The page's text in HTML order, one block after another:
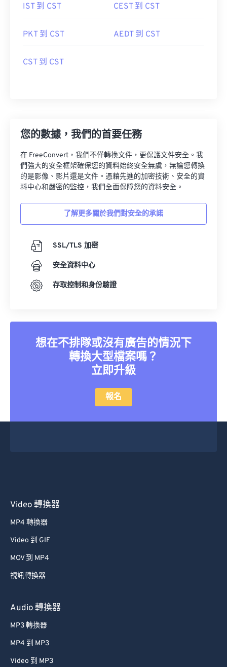
IST 到 CST CEST 到 CST
PKT 到 CST AEDT 到 CST
CST 到 CST
您的數據，我們的首要任務
在 FreeConvert，我們不僅轉換文件，更保護文件安全。我
們強大的安全框架確保您的資料始終安全無虞，無論您轉換
的是影像、影片還是文件。憑藉先進的加密技術、安全的資
料中心和嚴密的監控，我們全面保障您的資料安全。
了解更多關於我們對安全的承諾
SSL/TLS 加密
安全資料中心
存取控制和身份驗證
想在不排隊或沒有廣告的情況下
轉換大型檔案嗎？
立即升級
報名
Video 轉換器
MP4 轉換器
Video 到 GIF
MOV 到 MP4
視訊轉換器
Audio 轉換器
MP3 轉換器
MP4 到 MP3
Video 到 MP3